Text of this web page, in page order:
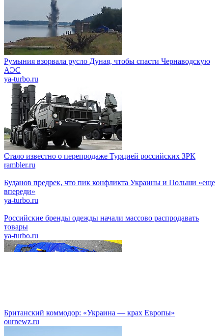
Румыния взорвала русло Дуная, чтобы спасти Чернаводскую
АЭС
ya-turbo.ru
Стало известно о перепродаже Турцией российских ЗРК
rambler.ru
Буданов предрек, что пик конфликта Украины и Польши «еще
впереди»
ya-turbo.ru
Российские бренды одежды начали массово распродавать
товары
ya-turbo.ru
Британский коммодор: «Украина — крах Европы»
ournewz.ru